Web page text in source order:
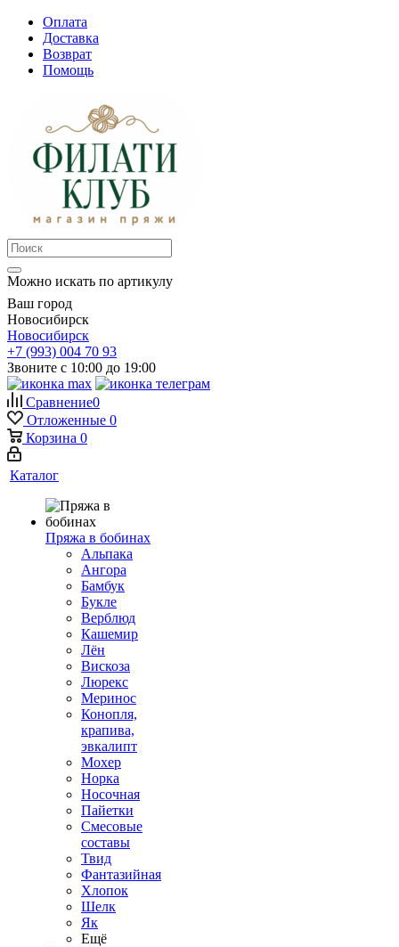
Оплата
Доставка
Возврат
Помощь
Можно искать по артикулу
Ваш город
Новосибирск
Новосибирск
+7 (993) 004 70 93
Звоните с 10:00 до 19:00
Сравнение0
Отложенные 0
Корзина 0
Каталог
Пряжа в бобинах
Альпака
Ангора
Бамбук
Букле
Верблюд
Кашемир
Лён
Вискоза
Люрекс
Меринос
Конопля,
крапива,
эвкалипт
Мохер
Норка
Носочная
Пайетки
Смесовые
составы
Твид
Фантазийная
Хлопок
Шелк
Як
Ещё